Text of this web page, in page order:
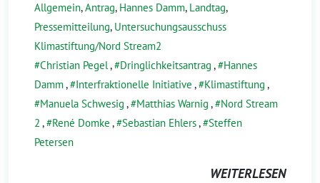
Allgemein,Antrag, Hannes Damm, Landtag,
Pressemitteilung, Untersuchungsausschuss
Klimastiftung/Nord Stream2
Christian Pegel, Dringlichkeitsantrag ,
Hannes
Damm, Interfraktionelle Initiative , Klimastiftung ,
Manuela Schwesig , Matthias Warnig ,
Nord Stream
2 , René Domke , Sebastian Ehlers, Steffen
Petersen
WEITERLESEN